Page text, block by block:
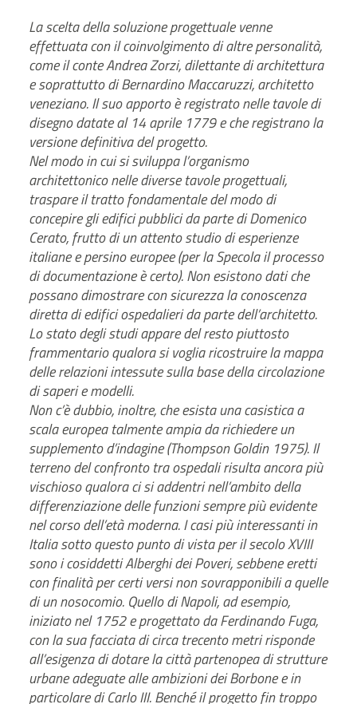
La scelta della soluzione progettuale venne
effettuata con il coinvolgimento di altre personalità,
come il conte Andrea Zorzi, dilettante di architettura
e soprattutto di Bernardino Maccaruzzi, architetto
veneziano. Il suo apporto è registrato nelle tavole di
disegno datate al 14 aprile 1779 e che registrano la
versione definitiva del progetto.
Nel modo in cui si sviluppa l’organismo
architettonico nelle diverse tavole progettuali,
traspare il tratto fondamentale del modo di
concepire gli edifici pubblici da parte di Domenico
Cerato, frutto di un attento studio di esperienze
italiane e persino europee (per la Specola il processo
di documentazione è certo). Non esistono dati che
possano dimostrare con sicurezza la conoscenza
diretta di edifici ospedalieri da parte dell’architetto.
Lo stato degli studi appare del resto piuttosto
frammentario qualora si voglia ricostruire la mappa
delle relazioni intessute sulla base della circolazione
di saperi e modelli.
Non c’è dubbio, inoltre, che esista una casistica a
scala europea talmente ampia da richiedere un
supplemento d’indagine (Thompson Goldin 1975). Il
terreno del confronto tra ospedali risulta ancora più
vischioso qualora ci si addentri nell’ambito della
differenziazione delle funzioni sempre più evidente
nel corso dell’età moderna. I casi più interessanti in
Italia sotto questo punto di vista per il secolo XVIII
sono i cosiddetti Alberghi dei Poveri, sebbene eretti
con finalità per certi versi non sovrapponibili a quelle
di un nosocomio. Quello di Napoli, ad esempio,
iniziato nel 1752 e progettato da Ferdinando Fuga,
con la sua facciata di circa trecento metri risponde
all’esigenza di dotare la città partenopea di strutture
urbane adeguate alle ambizioni dei Borbone e in
particolare di Carlo III. Benché il progetto fin troppo